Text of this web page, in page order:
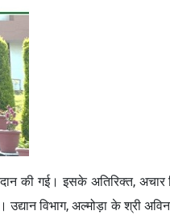
की गई। इसके अतिरिक्त, अचार
विभाग, अल्मोड़ा के श्री